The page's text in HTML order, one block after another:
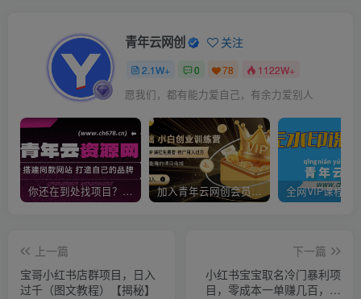
青年云网创 关注
2.1W+ 0 78 1122W+
愿我们，都有能力爱自己，有余力爱别人
你还在到处找项目？还在当韭菜？我靠卖项目一个月收入5万+，曾经我也是个失败者。 加入青年云网创会员，全站资源免费学习。加入高级合伙人，推广日入1000+
上一篇
宝哥小红书店群项目，日入
过千（图文教程）【揭秘】
下一篇
小红书宝宝取名冷门暴利项
目，零成本一单赚几百，可